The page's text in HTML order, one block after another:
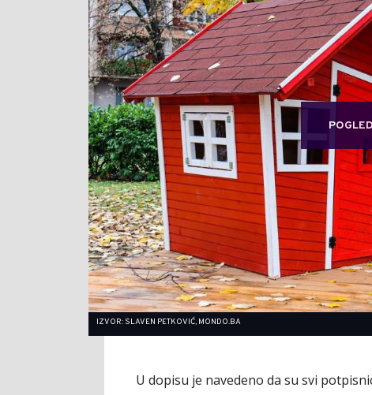
IZVOR: SLAVEN PETKOVIĆ, MONDO.BA
U dopisu je navedeno da su svi